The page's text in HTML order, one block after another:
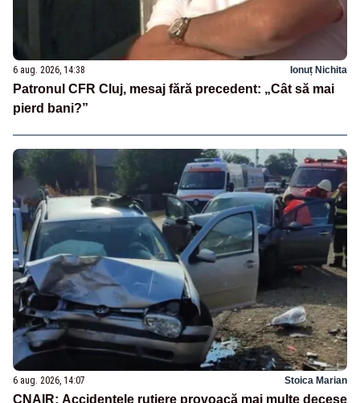
6 aug. 2026, 14:38 Ionuț Nichita
Patronul CFR Cluj, mesaj fără precedent: „Cât să mai
pierd bani?”
6 aug. 2026, 14:07 Stoica Marian
CNAIR: Accidentele rutiere provoacă mai multe decese